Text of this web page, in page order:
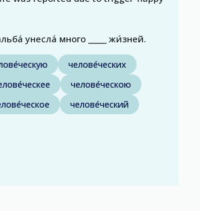
унесла́ много _____ жи́зней.
челове́ческих
челове́ческою
челове́ческий